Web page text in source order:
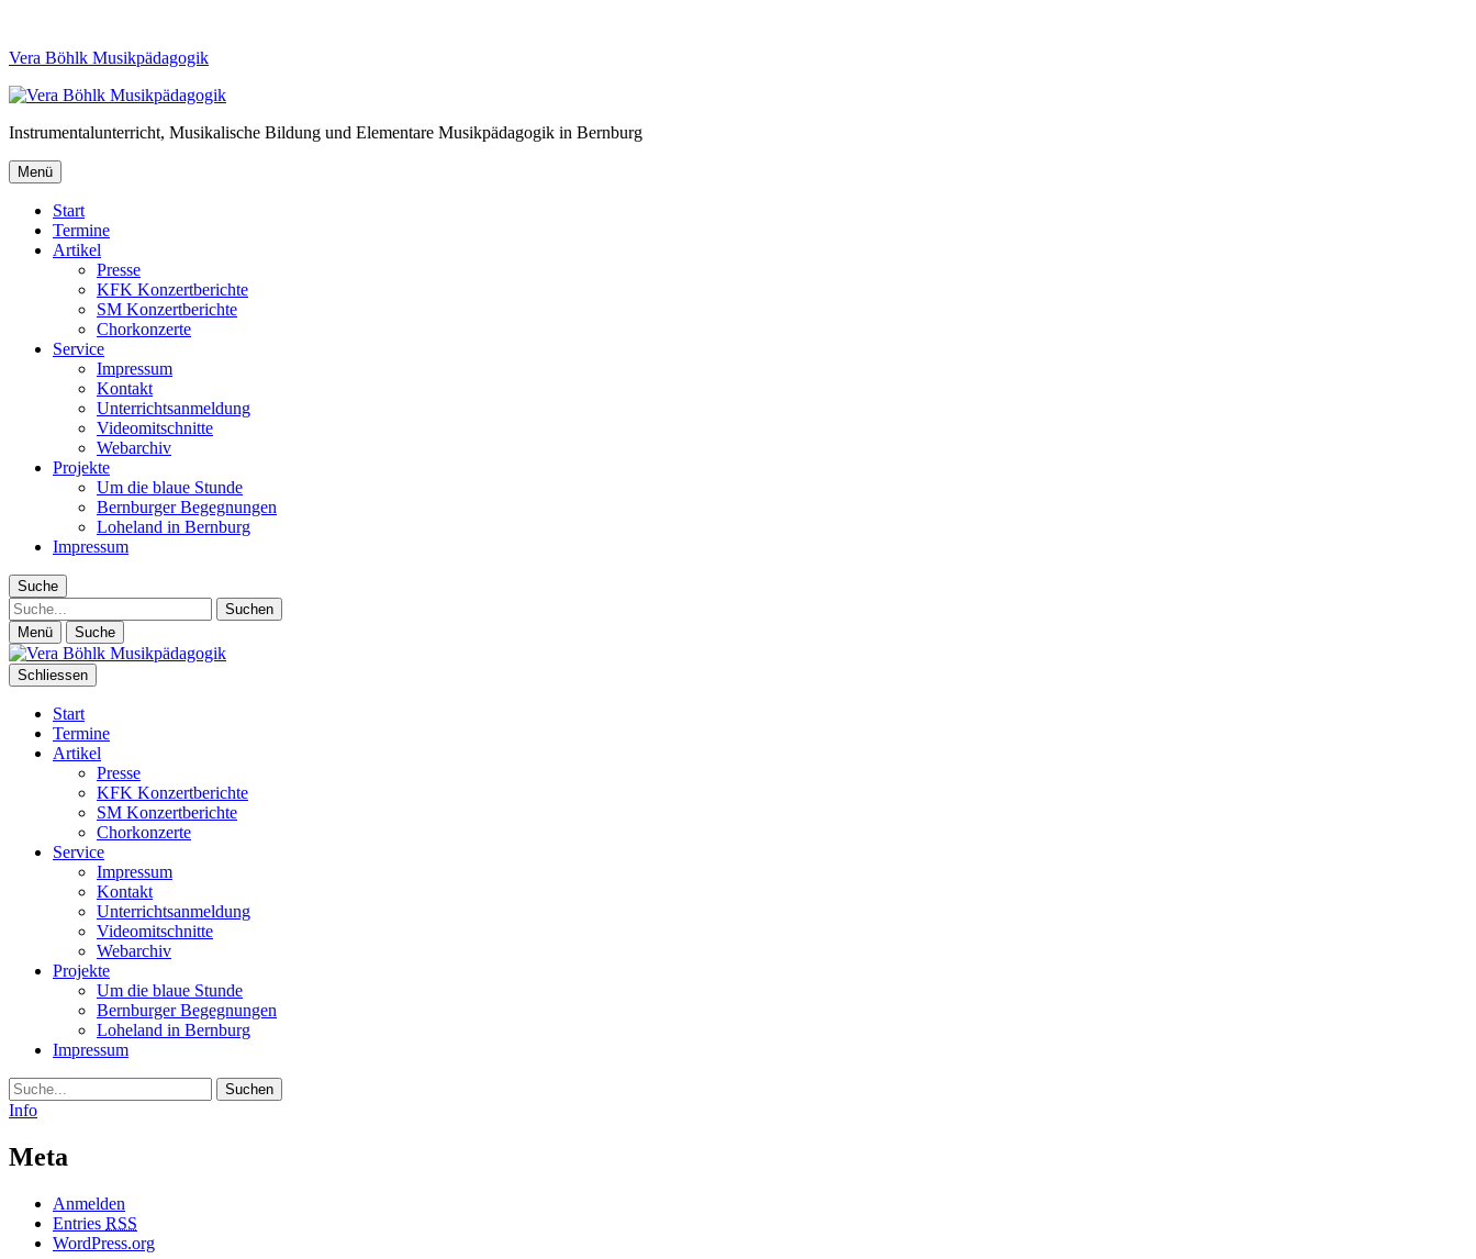
Vera Böhlk Musikpädagogik
Instrumentalunterricht, Musikalische Bildung und Elementare Musikpädagogik in Bernburg
Menü
Start
Termine
Artikel
Presse
KFK Konzertberichte
SM Konzertberichte
Chorkonzerte
Service
Impressum
Kontakt
Unterrichtsanmeldung
Videomitschnitte
Webarchiv
Projekte
Um die blaue Stunde
Bernburger Begegnungen
Loheland in Bernburg
Impressum
Suche
Suche
Menü Suche
Schliessen
Start
Termine
Artikel
Presse
KFK Konzertberichte
SM Konzertberichte
Chorkonzerte
Service
Impressum
Kontakt
Unterrichtsanmeldung
Videomitschnitte
Webarchiv
Projekte
Um die blaue Stunde
Bernburger Begegnungen
Loheland in Bernburg
Impressum
Suche
Info
Meta
Anmelden
Entries RSS
WordPress.org